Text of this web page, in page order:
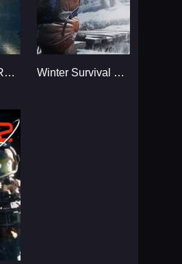
Tom Clancy’s Rainbow Six Winter Survival Simulator